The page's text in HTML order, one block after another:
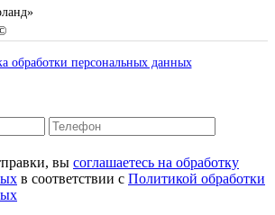
обработки персональных данных
вы соглашаетесь на обработку
в соответствии с Политикой обработки